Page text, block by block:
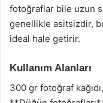
fotoğraflar bile uzun
genellikle asitsizdir,
ideal hale getirir.
Kullanım Alanları
300 gr fotoğraf